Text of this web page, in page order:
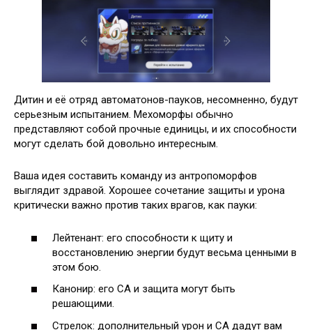
Дитин и её отряд автоматонов-пауков, несомненно, будут
серьезным испытанием. Мехоморфы обычно
представляют собой прочные единицы, и их способности
могут сделать бой довольно интересным.
Ваша идея составить команду из антропоморфов
выглядит здравой. Хорошее сочетание защиты и урона
критически важно против таких врагов, как пауки:
Лейтенант: его способности к щиту и
восстановлению энергии будут весьма ценными в
этом бою.
Канонир: его СА и защита могут быть
решающими.
Стрелок: дополнительный урон и СА дадут вам